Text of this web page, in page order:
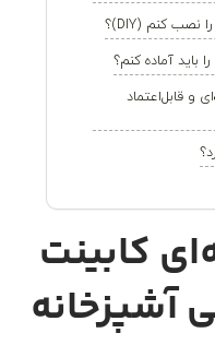
و قابل‌اعتماد
کابینت
آشپزخانه